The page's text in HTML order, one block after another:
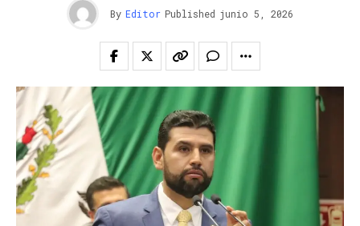
By Editor Published junio 5, 2026